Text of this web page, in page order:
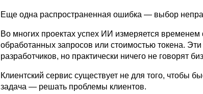
Еще одна распространенная ошибка — выбор
Во многих проектах успех ИИ измеряется временем
обработанных запросов или стоимостью токена.
разработчиков, но практически ничего не говорят
Клиентский сервис существует не для того, чтобы
задача — решать проблемы клиентов.